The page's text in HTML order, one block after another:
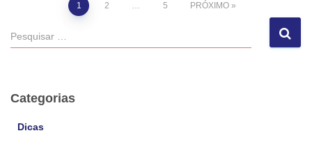
Navegação
posts
1 2 … 5 PRÓXIMO
P
e
u
Categorias
Dicas